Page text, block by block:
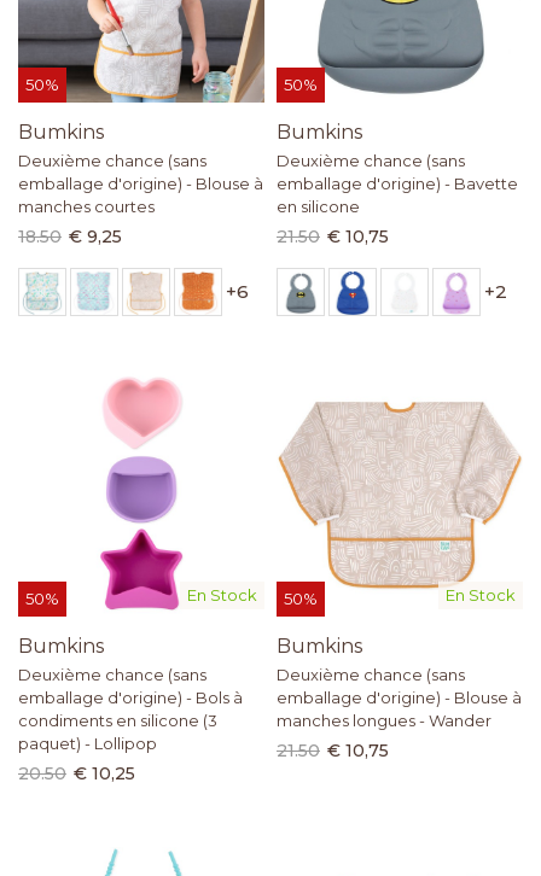
50%
Bumkins
Deuxième chance (sans
emballage d'origine) - Blouse à
manches courtes
18.50 € 9,25
+6
50%
Bumkins
Deuxième chance (sans
emballage d'origine) - Bavette
en silicone
21.50 € 10,75
+2
En Stock
50%
Bumkins
Deuxième chance (sans
emballage d'origine) - Bols à
condiments en silicone (3
paquet) - Lollipop
20.50 € 10,25
En Stock
50%
Bumkins
Deuxième chance (sans
emballage d'origine) - Blouse à
manches longues - Wander
21.50 € 10,75